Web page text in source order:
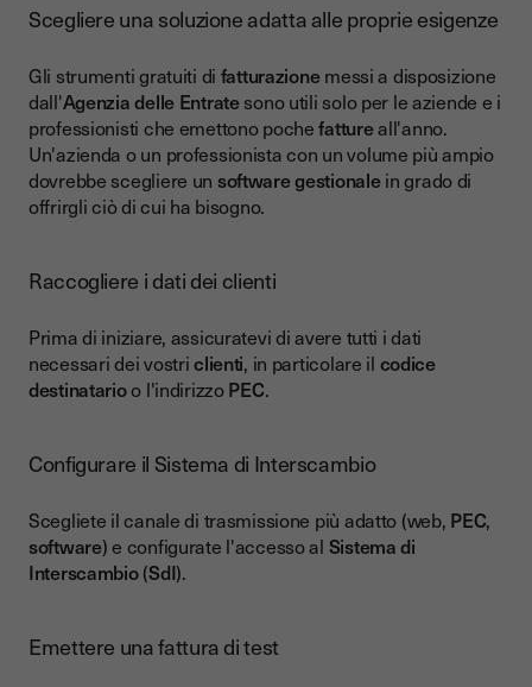
Scegliere una soluzione adatta alle proprie esigenze
Gli strumenti gratuiti di fatturazionemessi a disposizione
dall'Agenzia delle Entratesono utili solo per le aziende e i
professionisti che emettono pochefattureall'anno.
Un'azienda o un professionista con un volume più ampio
dovrebbe scegliere un software gestionalein grado di
offrirgli ciò di cui ha bisogno.
Raccogliere i dati dei clienti
Prima di iniziare, assicuratevi di avere tutti i dati
necessari dei vostriclienti, in particolare il codice
destinatarioo l'indirizzoPEC.
Configurare il Sistema di Interscambio
Scegliete il canale di trasmissione più adatto (web, PEC,
software) e configurate l'accesso al Sistema di
Interscambio(SdI).
Emettere una fattura di test